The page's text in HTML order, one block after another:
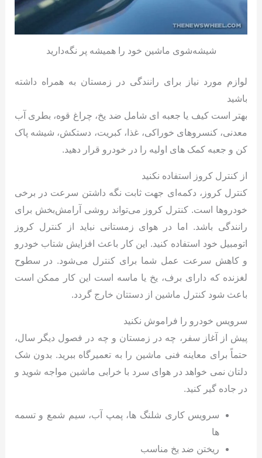
شیشه‌شوی ماشین خود را همیشه پر نگه‌دارید
لوازم مورد نیاز برای رانندگی در زمستان به همراه داشته
باشید
بهتر است کیف یا جعبه ای شامل ضد یخ، چراغ قوه، بطری آب
معدنی، کنسروهای خوراکی، غذا، کبریت، دستکش، شیشه پاک
کن و جعبه کمک های اولیه را در خودرو قرار دهید.
از کنترل کروز استفاده نکنید
کنترل کروز، دکمه‌ای جهت ثابت نگه داشتن سرعت در برخی
خودروها است. کنترل کروز می‌تواند روشی آرامش‌بخش برای
رانندگی باشد. اما در هوای زمستانی نباید از کنترل کروز
اتومبیل خود استفاده کنید. این کار باعث افزایش شتاب خودرو
و کاهش سرعت عمل شما برای کنترل می‌شود. در سطوح
لغزنده که دارای برف، یخ یا ماسه است این کار ممکن است
باعث شود کنترل ماشین از دستتان خارج گردد.
سرویس خودرو را فراموش نکنید
پیش از آغاز سفر، چه در زمستان و چه در فصول دیگر سال،
حتماً برای معاینه فنی ماشین را به تعمیرگاه ببرید. بدون شک
دلتان نمی خواهد در هوای سرد با خرابی ماشین مواجه شوید و
در جاده گیر کنید.
سرویس کاری شلنگ ها، پمپ آب، سیم شمع و تسمه
ها
ریختن ضد یخ مناسب